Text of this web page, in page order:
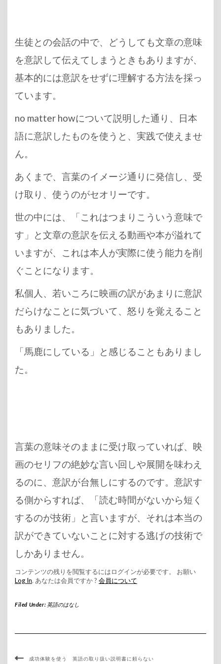
生徒との会話の中で、どうしても文章の意味
を意訳して伝えてしまうときもありますが、
基本的には意訳をせずに理解する方法を採っ
ています。
no matter howについて説明した通り、日本
語に意訳したものを使うと、実践で使えませ
ん。
あくまで、言葉のイメージ通りに発信し、受
け取り、使うのがセオリーです。
世の中には、「これはつまりこういう意味で
す」と文章の意訳を伝える動画や本が溢れて
いますが、これは本人が実際に使う能力を削
ぐことになります。
私個人、若いころに映画の訳があまりに意訳
だらけなことに気づいて、怒りを覚えること
もありました。
「馬鹿にしている」と感じることもありまし
た。
言葉の意味そのままに受け取っていれば、映
画のセリフの絶妙な言い回しや展開を味わえ
るのに、意訳が台無しにするのです。意訳す
る側からすれば、「読む時間がないから短く
するのが技術」と言いますが、それは本当の
訳ができていないことに対する逃げの技術で
しかありません。
コンテンツの残りを閲覧するにはログインが必要です。 お願い
Log In. あなたは会員ですか ? 会員について
Filed Under: 英語のはなし
成功体験を使う 英語の取り扱い説明書に頼らない